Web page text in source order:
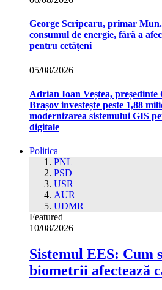
George Scripcaru, primar
consumul de energie, fără a
pentru cetățeni
05/08/2026
Adrian Ioan Veștea,
Brașov investește peste 1,88
modernizarea sistemului GIS
digitale
Politica
PNL
PSD
USR
AUR
UDMR
Featured
10/08/2026
Sistemul EES: Cum
biometrii afectează